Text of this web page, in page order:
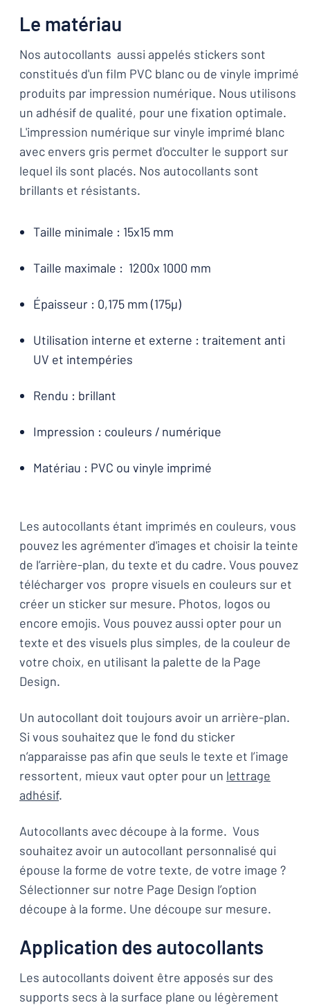
Le matériau
Nos autocollants aussi appelés stickers sont
constitués d'un film PVC blanc ou de vinyle imprimé
produits par impression numérique. Nous utilisons
un adhésif de qualité, pour une fixation optimale.
L'impression numérique sur vinyle imprimé blanc
avec envers gris permet d'occulter le support sur
lequel ils sont placés. Nos autocollants sont
brillants et résistants.
Taille minimale : 15x15 mm
Taille maximale : 1200x 1000 mm
Épaisseur : 0,175 mm (175µ)
Utilisation interne et externe : traitement anti
UV et intempéries
Rendu : brillant
Impression : couleurs / numérique
Matériau : PVC ou vinyle imprimé
Les autocollants étant imprimés en couleurs, vous
pouvez les agrémenter d'images et choisir la teinte
de l’arrière-plan, du texte et du cadre. Vous pouvez
télécharger vos propre visuels en couleurs sur et
créer un sticker sur mesure. Photos, logos ou
encore emojis. Vous pouvez aussi opter pour un
texte et des visuels plus simples, de la couleur de
votre choix, en utilisant la palette de la Page
Design.
Un autocollant doit toujours avoir un arrière-plan.
Si vous souhaitez que le fond du sticker
n’apparaisse pas afin que seuls le texte et l’image
ressortent, mieux vaut opter pour un lettrage
adhésif.
Autocollants avec découpe à la forme. Vous
souhaitez avoir un autocollant personnalisé qui
épouse la forme de votre texte, de votre image ?
Sélectionner sur notre Page Design l’option
découpe à la forme. Une découpe sur mesure.
Application des autocollants
Les autocollants doivent être apposés sur des
supports secs à la surface plane ou légèrement